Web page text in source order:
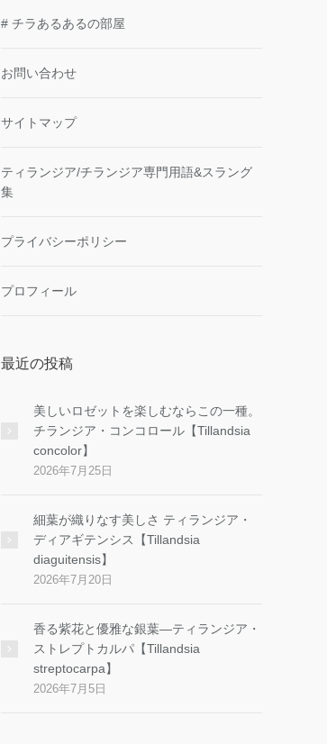
# チラあるあるの部屋
お問い合わせ
サイトマップ
ティランジア/チランジア専門用語&スラング
集
プライバシーポリシー
プロフィール
最近の投稿
美しいロゼットを楽しむならこの一種。
チランジア・コンコロール【Tillandsia
concolor】
2026年7月25日
細葉が織りなす美しさ ティランジア・
ディアギテンシス【Tillandsia
diaguitensis】
2026年7月20日
香る紫花と優雅な銀葉―ティランジア・
ストレプトカルパ【Tillandsia
streptocarpa】
2026年7月5日